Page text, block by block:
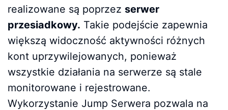
realizowane są poprzez serwer
przesiadkowy. Takie podejście zapewnia
większą widoczność aktywności różnych
kont uprzywilejowanych, ponieważ
wszystkie działania na serwerze są stale
monitorowane i rejestrowane.
Wykorzystanie Jump Serwera pozwala na